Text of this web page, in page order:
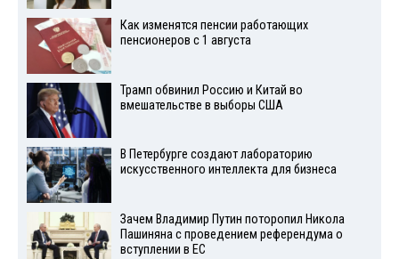
Как изменятся пенсии работающих
пенсионеров с 1 августа
Трамп обвинил Россию и Китай во
вмешательстве в выборы США
В Петербурге создают лабораторию
искусственного интеллекта для бизнеса
Зачем Владимир Путин поторопил Никола
Пашиняна с проведением референдума о
вступлении в ЕС